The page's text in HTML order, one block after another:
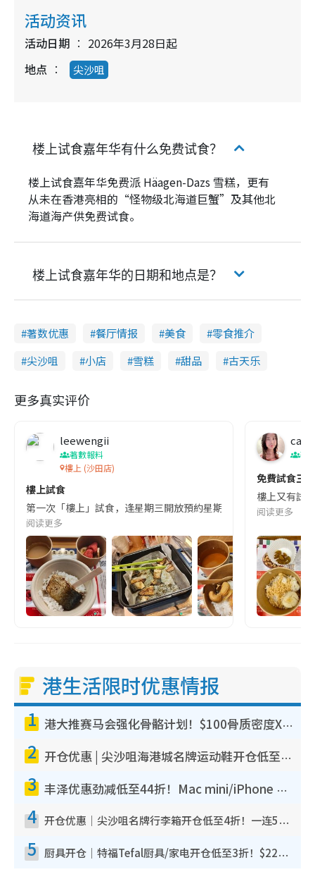
活动资讯
活动日期
2026年3月28日起
地点
尖沙咀
楼上试食嘉年华有什么免费试食？
楼上试食嘉年华免费派 Häagen-Dazs 雪糕，更有
从未在香港亮相的“怪物级北海道巨蟹”及其他北
海道海产供免费试食。
楼上试食嘉年华的日期和地点是？
著数优惠 餐厅情报 美食
零食推介
尖沙咀
小店 雪糕 甜品 古天乐
更多真实评价
leewengii
著數報料
樓上 (沙田店)
樓上試食
第一次「樓上」試食，逢星期三開放預約星期四至日指定時間試
阅读更多
著
免費試食三
樓上又有試
阅读更多
港生活限时优惠情报
1 港大推赛马会强化骨骼计划！$100骨质密度X光检查 完成免费运动训练送超市礼券！附参加资格
2 开仓优惠 | 尖沙咀海港城名牌运动鞋开仓低至1折！On鞋$899起/Joy&Peace鞋履$98起
3 丰泽优惠劲减低至44折！Mac mini/iPhone 17 Pro大减价！厨房家电$220起
4 开仓优惠｜尖沙咀名牌行李箱开仓低至4折！一连5日 American Tourister/ace./Hallmark $200起
5 厨具开仓｜特福Tefal厨具/家电开仓低至3折！$220起买平底锅/炒锅/汤锅！电饭煲/吸尘器/挂烫机$418起